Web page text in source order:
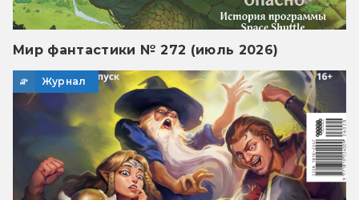
Мир фантастики № 272 (июль 2026)
Журнал